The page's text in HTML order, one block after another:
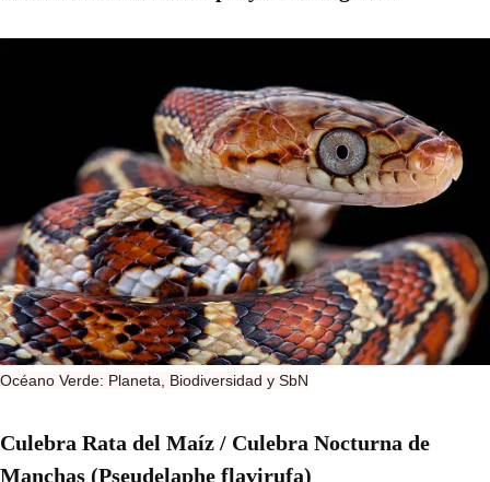
Océano Verde: Planeta, Biodiversidad y SbN
Culebra Rata del Maíz / Culebra Nocturna de
Manchas (Pseudelaphe flavirufa)